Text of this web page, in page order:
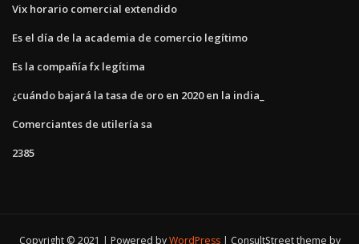
Vix horario comercial extendido
Es el día de la academia de comercio legítimo
Es la compañía fx legítima
¿cuándo bajará la tasa de oro en 2020 en la india_
Comerciantes de utilería sa
2385
Copyright © 2021 | Powered byWordPress ConsultStreet theme by